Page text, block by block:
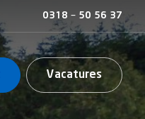
0318 – 50 56 37
Vacatures